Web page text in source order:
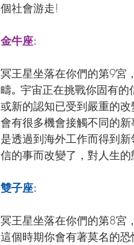
個社會游走!
金牛座:
冥王星坐落在你們的第9
疇｡ 宇宙正在挑戰你固有
或新的認知已受到嚴重的
會有很多機會接觸不同的
是透過到海外工作而得到
信的事而改變了，對人生
雙子座:
冥王星坐落在你們的第8
這個時期你會有著莫名的